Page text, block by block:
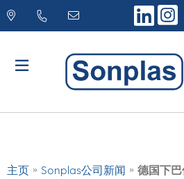
to
主页 » Sonplas公司新闻 » 德国下